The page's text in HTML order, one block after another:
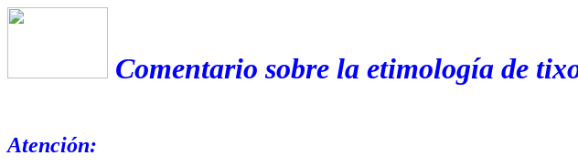
Comentario sobre la etimología de
Atención: